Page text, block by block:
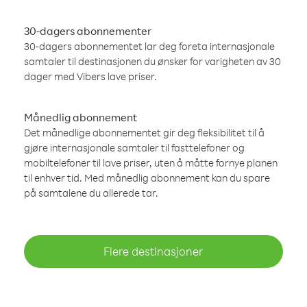
30-dagers abonnementer
30-dagers abonnementet lar deg foreta internasjonale
samtaler til destinasjonen du ønsker for varigheten av 30
dager med Vibers lave priser.
Månedlig abonnement
Det månedlige abonnementet gir deg fleksibilitet til å
gjøre internasjonale samtaler til fasttelefoner og
mobiltelefoner til lave priser, uten å måtte fornye planen
til enhver tid. Med månedlig abonnement kan du spare
på samtalene du allerede tar.
Flere destinasjoner